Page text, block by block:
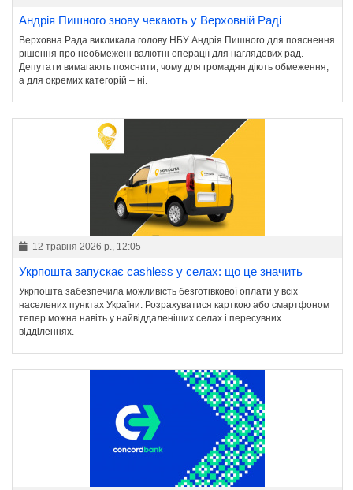
Андрія Пишного знову чекають у Верховній Раді
Верховна Рада викликала голову НБУ Андрія Пишного для пояснення
рішення про необмежені валютні операції для наглядових рад.
Депутати вимагають пояснити, чому для громадян діють обмеження,
а для окремих категорій – ні.
12 травня 2026 р., 12:05
Укрпошта запускає cashless у селах: що це значить
Укрпошта забезпечила можливість безготівкової оплати у всіх
населених пунктах України. Розрахуватися карткою або смартфоном
тепер можна навіть у найвіддаленіших селах і пересувних
відділеннях.